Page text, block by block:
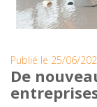
Publié le 25/06/
De